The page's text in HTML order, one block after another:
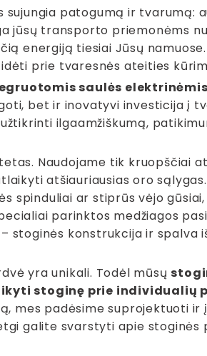
patogumą ir tvarumą:
jūsų transporto priemonėms
energiją tiesiai Jūsų
prie tvaresnės ateities
saulės elektrinėmis
bet ir inovatyvi investicija į
ilgaamžiškumą,
Naudojame tik kruopščiai
atšiauriausias oro
spinduliai ar stiprūs vėjo
parinktos medžiagos
stoginės konstrukcija ir spalva
yra unikali. Todėl mūsų
stoginę prie individualių
mes padėsime suprojektuoti ir
galite svarstyti apie